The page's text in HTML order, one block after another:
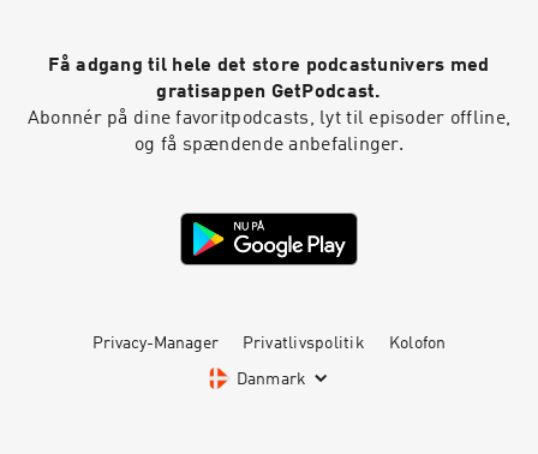
Få adgang til hele det store podcastunivers med
gratisappen GetPodcast.
Abonnér på dine favoritpodcasts, lyt til episoder offline,
og få spændende anbefalinger.
Privacy-Manager Privatlivspolitik Kolofon
Danmark